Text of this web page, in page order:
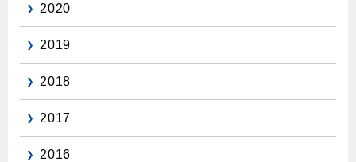
2020
2019
2018
2017
2016